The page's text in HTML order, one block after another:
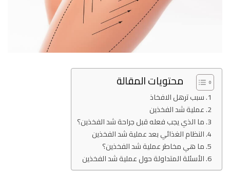
محتويات المقالة
سبب ترهل الافخاذ
عملية شد الفخذين
ما الذي يجب فعله قبل جراحة شد الفخذين؟
النظام الغذائي بعد عملية شد الفخذين
ما هي مخاطر عملية شد الفخذين؟
الأسئلة المتداولة حول عملية شد الفخذين